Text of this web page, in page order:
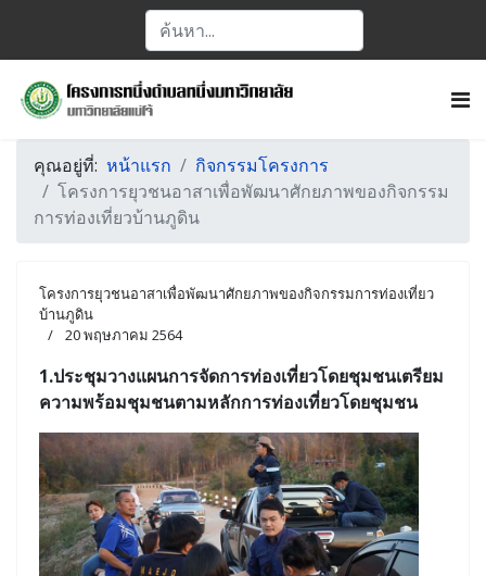
คุณอยู่ที่: หน้าแรก
กิจกรรมโครงการ
โครงการยุวชนอาสาเพื่อพัฒนาศักยภาพของกิจกรรม
การท่องเที่ยวบ้านภูดิน
โครงการยุวชนอาสาเพื่อพัฒนาศักยภาพของกิจกรรมการท่องเที่ยว
บ้านภูดิน
20 พฤษภาคม 2564
1.ประชุมวางแผนการจัดการท่องเที่ยวโดยชุมชนเตรียม
ความพร้อมชุมชนตามหลักการท่องเที่ยวโดยชุมชน